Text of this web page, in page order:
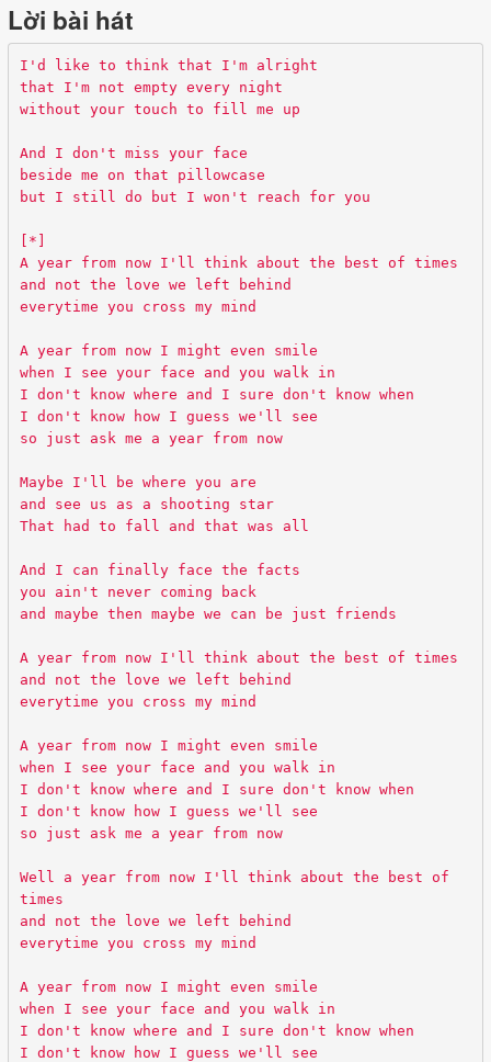
Lời bài hát
I'd like to think that I'm alright
that I'm not empty every night
without your touch to fill me up
And I don't miss your face
beside me on that pillowcase
but I still do but I won't reach for you
[*]
A year from now I'll think about the best of times
and not the love we left behind
everytime you cross my mind
A year from now I might even smile
when I see your face and you walk in
I don't know where and I sure don't know when
I don't know how I guess we'll see
so just ask me a year from now
Maybe I'll be where you are
and see us as a shooting star
That had to fall and that was all
And I can finally face the facts
you ain't never coming back
and maybe then maybe we can be just friends
A year from now I'll think about the best of times
and not the love we left behind
everytime you cross my mind
A year from now I might even smile
when I see your face and you walk in
I don't know where and I sure don't know when
I don't know how I guess we'll see
so just ask me a year from now
Well a year from now I'll think about the best of
times
and not the love we left behind
everytime you cross my mind
A year from now I might even smile
when I see your face and you walk in
I don't know where and I sure don't know when
I don't know how I guess we'll see